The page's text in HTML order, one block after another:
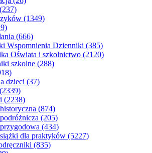
(237)
(1349)
(666)
Wspomnienia Dzienniki (385)
Oświata i szkolnictwo (2120)
szkolne (288)
dzieci (37)
(2339)
(2238)
(874)
(205)
(434)
dla praktyków (5227)
(835)